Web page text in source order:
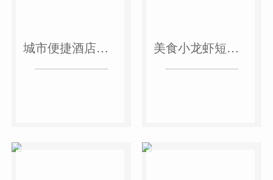
城市便捷酒店短视频案例 美食小龙虾短视频案例